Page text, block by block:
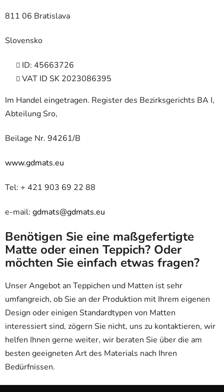
811 06 Bratislava
Slovensko
ID: 45663726
VAT ID SK 2023086395
Im Handel eingetragen. Register des Bezirksgerichts BA I,
Abteilung Sro,
Beilage Nr. 94261/B
www.gdmats.eu
Tel: + 421 903 69 22 88
e-mail: gdmats@gdmats.eu
Benötigen Sie eine maßgefertigte
Matte oder einen Teppich? Oder
möchten Sie einfach etwas fragen?
Unser Angebot an Teppichen und Matten ist sehr
umfangreich, ob Sie an der Produktion mit Ihrem eigenen
Design oder einigen Standardtypen von Matten
interessiert sind, zögern Sie nicht, uns zu kontaktieren, wir
helfen Ihnen gerne weiter, wir beraten Sie über die am
besten geeigneten Art des Materials nach Ihren
Bedürfnissen.